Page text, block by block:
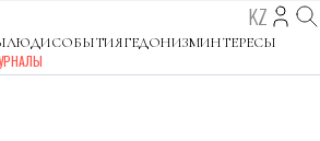
KZ
ЛЮДИСОБЫТИЯГЕДОНИЗМИНТЕРЕСЫ